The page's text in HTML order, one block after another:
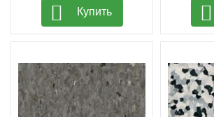
Купить